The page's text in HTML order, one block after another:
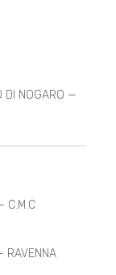
DI NOGARO —
C.M.C
RAVENNA